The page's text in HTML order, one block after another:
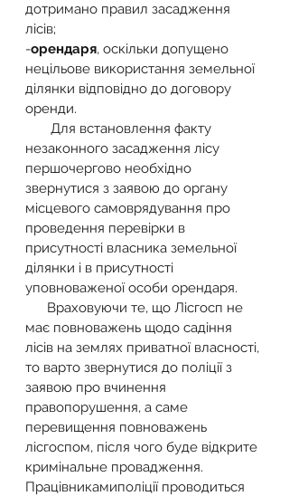
дотримано правил засадження
лісів;
-орендаря, оскільки допущено
нецільове використання земельної
ділянки відповідно до договору
оренди.
Для встановлення факту
незаконного засадження лісу
першочергово необхідно
звернутися з заявою до органу
місцевого самоврядування про
проведення перевірки в
присутності власника земельної
ділянки і в присутності
уповноваженої особи орендаря.
Враховуючи те, що Лісгосп не
має повноважень щодо садіння
лісів на землях приватної власності,
то варто звернутися до поліції з
заявою про вчинення
правопорушення, а саме
перевищення повноважень
лісгоспом, після чого буде відкрите
кримінальне провадження. ​
Працівникамиполіції проводиться